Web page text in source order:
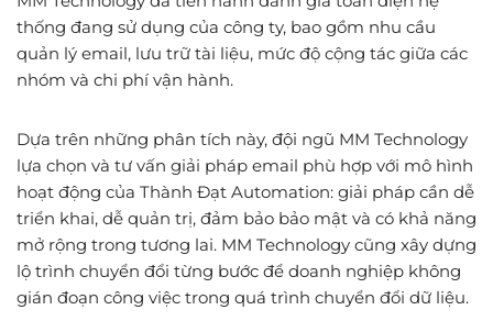
thống đang sử dụng của công ty, bao gồm nhu cầu
quản lý email, lưu trữ tài liệu, mức độ cộng tác giữa các
nhóm và chi phí vận hành.
Dựa trên những phân tích này, đội ngũ MM Technology
lựa chọn và tư vấn giải pháp email phù hợp với mô hình
hoạt động của Thành Đạt Automation: giải pháp cần dễ
triển khai, dễ quản trị, đảm bảo bảo mật và có khả năng
mở rộng trong tương lai. MM Technology cũng xây dựng
lộ trình chuyển đổi từng bước để doanh nghiệp không
gián đoạn công việc trong quá trình chuyển đổi dữ liệu.